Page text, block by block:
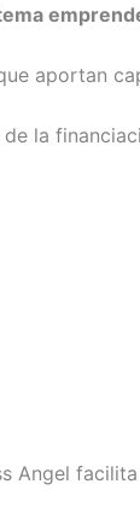
aportan
la
Angel